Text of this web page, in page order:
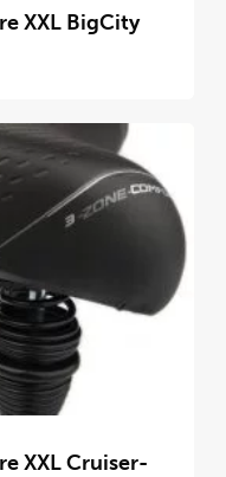
XXL BigCity
XXL Cruiser-